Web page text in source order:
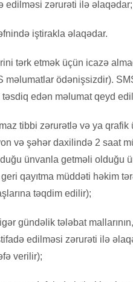
edilməsi zərurəti ilə əlaqədar;
iştirakla əlaqədar.
tərk etmək üçün icazə
ödənişsizdir).
edən məlumat qeyd
tibbi zərurətlə və ya
və şəhər daxilində 2 saat
ünvanla getməli olduğu
geri qayıtma müddəti həkim
təqdim edilir);
gündəlik tələbat
edilməsi zərurəti ilə
verilir);